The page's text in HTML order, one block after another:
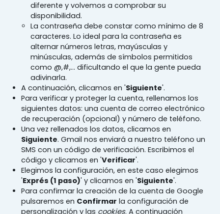
diferente y volvemos a comprobar su
disponibilidad.
La contraseña debe constar como mínimo de 8
caracteres. Lo ideal para la contraseña es
alternar números letras, mayúsculas y
minúsculas, además de símbolos permitidos
como @,#,... dificultando el que la gente pueda
adivinarla.
A continuación, clicamos en 'Siguiente'.
Para verificar y proteger la cuenta, rellenamos los
siguientes datos: una cuenta de correo electrónico
de recuperación (opcional) y número de teléfono.
Una vez rellenados los datos, clicamos en
Siguiente. Gmail nos enviará a nuestro teléfono un
SMS con un código de verificación. Escribimos el
código y clicamos en 'Verificar'.
Elegimos la configuración, en este caso elegimos
'Exprés (1 paso)' y clicamos en 'Siguiente'.
Para confirmar la creación de la cuenta de Google
pulsaremos en Confirmar la configuración de
personalización y las cookies. A continuación